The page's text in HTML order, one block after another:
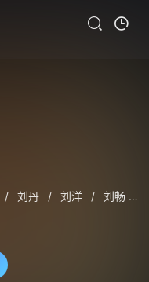
/ 刘丹 / 刘洋 / 刘畅 /